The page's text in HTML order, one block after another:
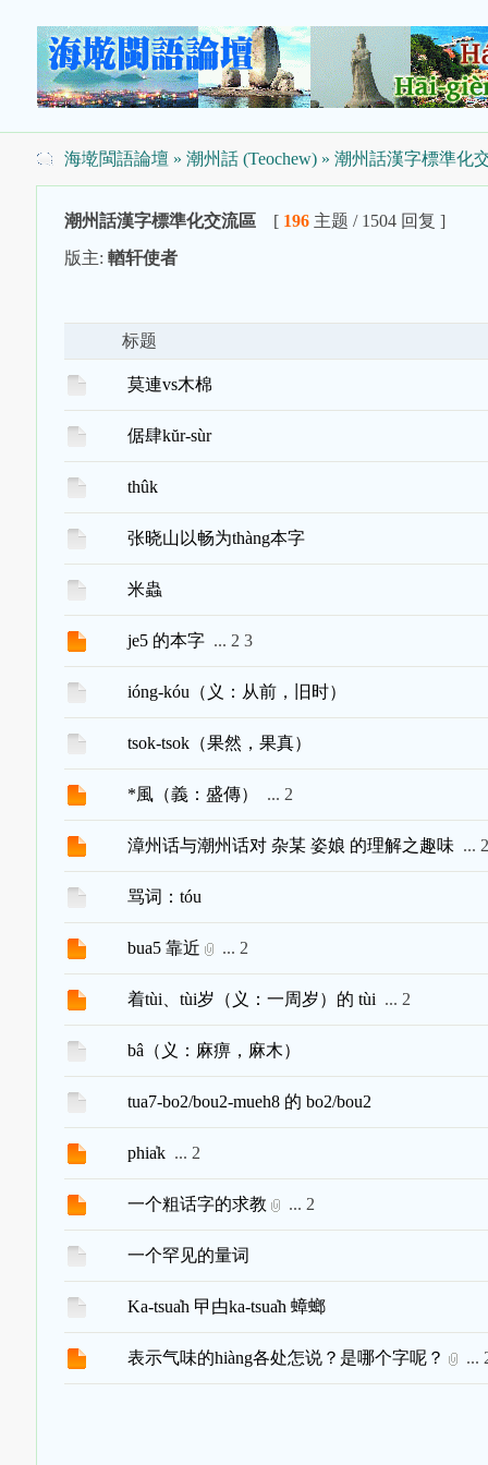
海墘閩語論壇 » 潮州話 (Teochew)» 潮州話漢字標準化
潮州話漢字標準化交流區 [ 196主题 / 1504 回复 ]
版主: 輶轩使者
标题
莫連vs木棉
倨肆kŭr-sùr
thûk
张晓山以畅为thàng本字
米蟲
je5 的本字 ... 2 3
ióng-kóu（义：从前，旧时）
tsok-tsok（果然，果真）
*風（義：盛傳） ... 2
漳州话与潮州话对 杂某 姿娘 的理解之趣味 ... 2
骂词：tóu
bua5 靠近 ... 2
着tùi、tùi岁（义：一周岁）的 tùi ... 2
bâ（义：麻痹，麻木）
tua7-bo2/bou2-mueh8 的 bo2/bou2
phia̍k ... 2
一个粗话字的求教 ... 2
一个罕见的量词
Ka-tsua̍h 曱甴ka-tsua̍h 蟑螂
表示气味的hiàng各处怎说？是哪个字呢？ ...